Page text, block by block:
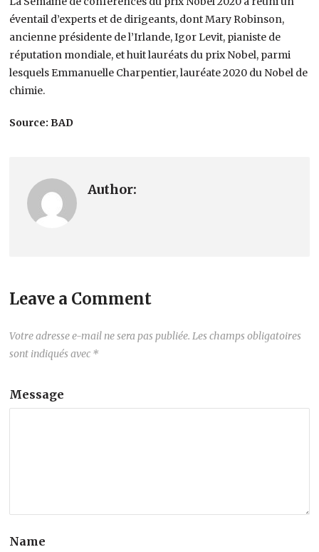
éventail d’experts et de dirigeants, dont Mary Robinson,
ancienne présidente de l’Irlande, Igor Levit, pianiste de
réputation mondiale, et huit lauréats du prix Nobel, parmi
lesquels Emmanuelle Charpentier, lauréate 2020 du Nobel de
chimie.
Source: BAD
Author:
Leave a Comment
Votre adresse e-mail ne sera pas publiée. Les champs obligatoires
sont indiqués avec *
Message
Name